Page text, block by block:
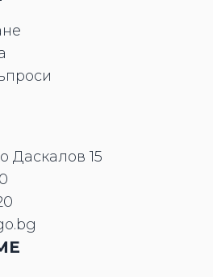
Даскалов 15